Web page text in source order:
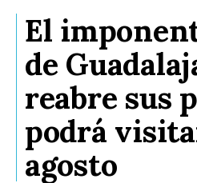
El
de
reabre sus
podrá
agosto